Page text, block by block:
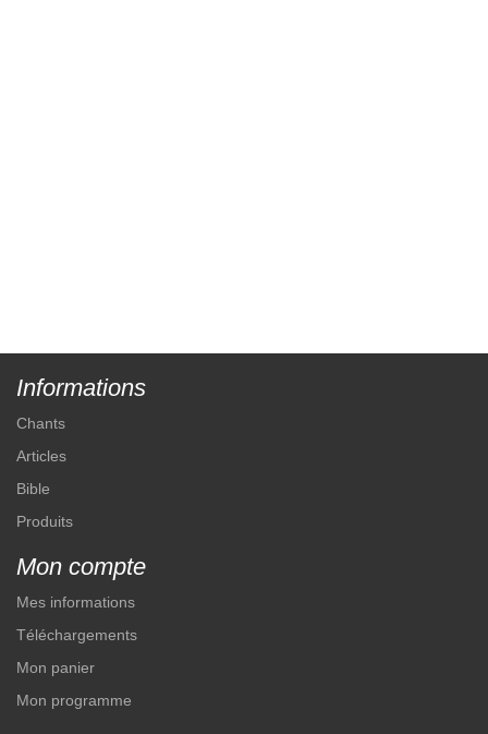
Informations
Chants
Articles
Bible
Produits
Mon compte
Mes informations
Téléchargements
Mon panier
Mon programme